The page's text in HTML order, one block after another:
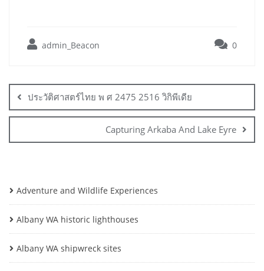
admin_Beacon 0
navigation
ประวัติศาสตร์ไทย พ ศ 2475 2516 วิกิพีเดีย
Capturing Arkaba And Lake Eyre
Adventure and Wildlife Experiences
Albany WA historic lighthouses
Albany WA shipwreck sites